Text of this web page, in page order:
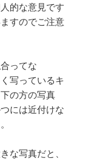
的な意見です
すのでご注意
ってな
写っているキ
の方の写真
には近付けな
な写真だと、